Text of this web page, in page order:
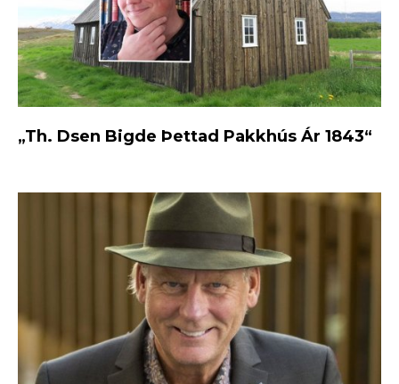
„Th. Dsen Bigde Þettad Pakkhús Ár 1843“